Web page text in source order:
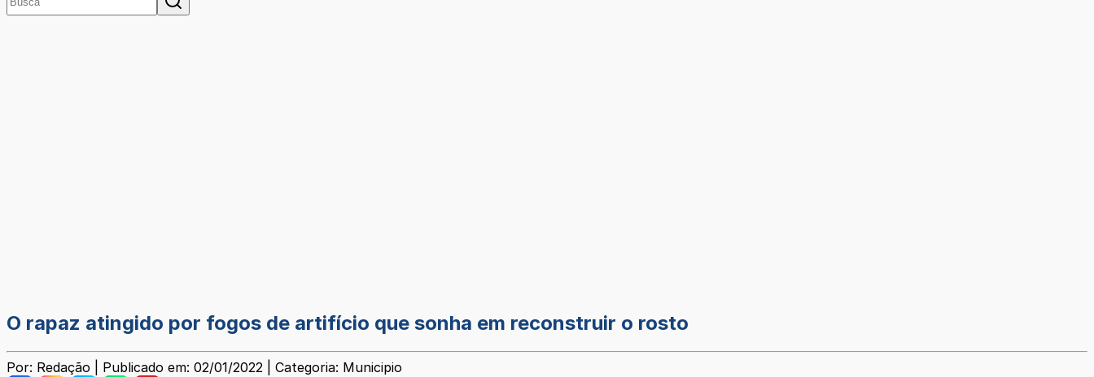
O rapaz atingido por fogos de artifício que sonha em reconstruir o rosto
Por: Redação | Publicado em: 02/01/2022 | Categoria: Municipio